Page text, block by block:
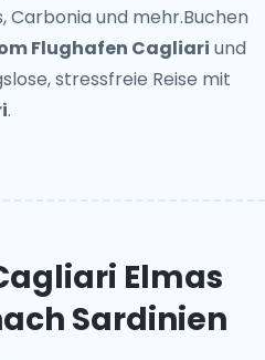
Carbonia und mehr.Buchen
Flughafen Cagliari und
stressfreie Reise mit
.
Elmas
Sardinien